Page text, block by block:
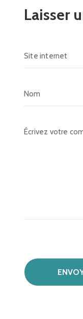
Laisser